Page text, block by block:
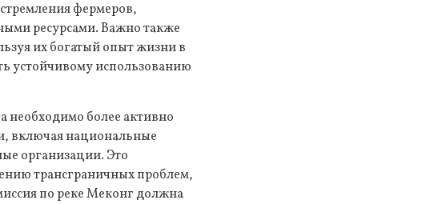
фермеров,
ресурсами. Важно также
их богатый опыт жизни в
устойчивому использованию
необходимо более активно
включая национальные
организации. Это
трансграничных проблем,
по реке Меконг должна